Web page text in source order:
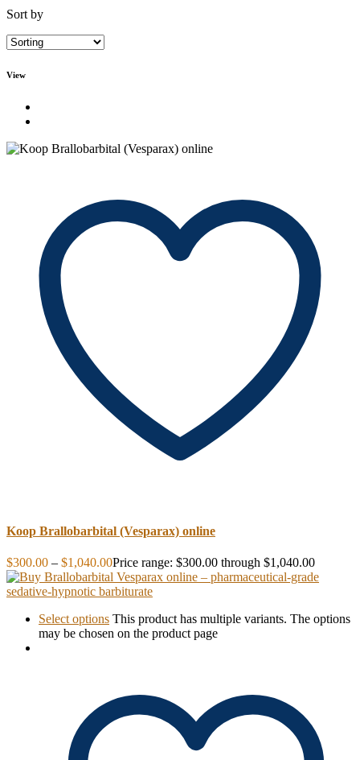
Sort by
View
Koop Brallobarbital (Vesparax) online
$300.00 – $1,040.00Price range: $300.00 through $1,040.00
Select options This product has multiple variants. The options
may be chosen on the product page